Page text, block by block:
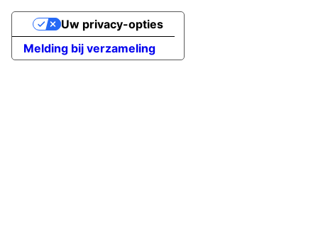
Melding bij verzameling
Uw privacy-opties